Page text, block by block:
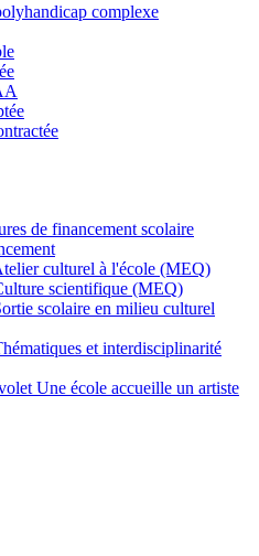
complexe
de financement scolaire
culturel à l'école (MEQ)
scientifique (MEQ)
scolaire en milieu culturel
et interdisciplinarité
Une école accueille un artiste